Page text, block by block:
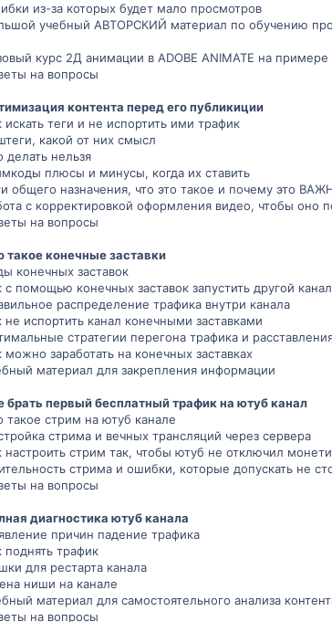
из-за которых будет мало просмотров
учебный АВТОРСКИЙ материал по обучению
курс 2Д анимации в ADOBE ANIMATE на
на вопросы
контента перед его публикиции
искать теги и не испортить ими трафик
какой от них смысл
делать нельзя
плюсы и минусы, когда их ставить
общего назначения, что это такое и почему это
с корректировкой оформления видео, чтобы оно
на вопросы
такое конечные заставки
конечных заставок
с помощью конечных заставок запустить другой канал
распределение трафика внутри канала
не испортить канал конечными заставками
стратегии перегона трафика и
можно заработать на конечных заставках
материал для закрепления информации
брать первый бесплатный трафик на ютуб канал
такое стрим на ютуб канале
стрима и вечных трансляций через сервера
настроить стрим так, чтобы ютуб не отключил
стрима и ошибки, которые допускать не
на вопросы
диагностика ютуб канала
причин падение трафика
поднять трафик
для рестарта канала
ниши на канале
материал для самостоятельного анализа
на вопросы